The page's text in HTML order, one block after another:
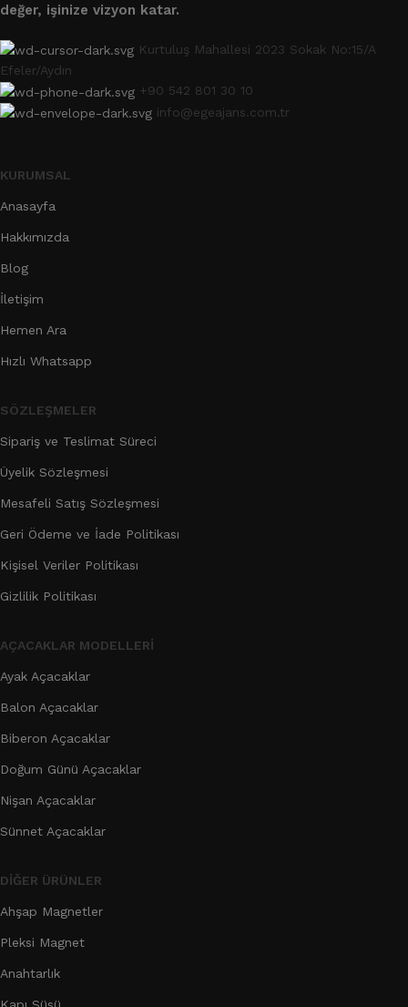
değer, işinize vizyon katar.
Kurtuluş Mahallesi 2023 Sokak No:15/A
Efeler/Aydın
+90 542 801 30 10
info@egeajans.com.tr
KURUMSAL
Anasayfa
Hakkımızda
Blog
İletişim
Hemen Ara
Hızlı Whatsapp
SÖZLEŞMELER
Sipariş ve Teslimat Süreci
Üyelik Sözleşmesi
Mesafeli Satış Sözleşmesi
Geri Ödeme ve İade Politikası
Kişisel Veriler Politikası
Gizlilik Politikası
AÇACAKLAR MODELLERI
Ayak Açacaklar
Balon Açacaklar
Biberon Açacaklar
Doğum Günü Açacaklar
Nişan Açacaklar
Sünnet Açacaklar
DIĞER ÜRÜNLER
Ahşap Magnetler
Pleksi Magnet
Anahtarlık